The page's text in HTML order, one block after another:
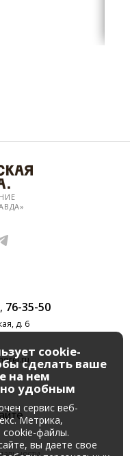
, 76-35-50
д. 6
cookie-
сделать ваше
на нем
удобным
сервис веб-
Метрика,
файлы.
вы даете свое